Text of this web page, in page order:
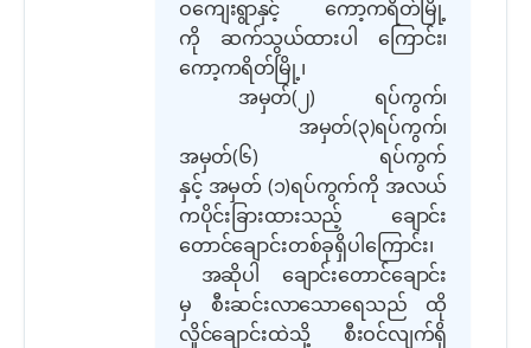
ဝကျေးရွာနှင့် ကော့ကရိတ်မြို့
ကို ဆက်သွယ်ထားပါကြောင်း၊
ကော့ကရိတ်မြို့၊
အမှတ်( ၂)
ရပ်ကွက်၊
အမှတ်(၃)ရပ်ကွက်၊
အမှတ်(၆) ရပ်ကွက်
နှင့် အမှတ် (၁)ရပ်ကွက်ကို အလယ်
ကပိုင်းခြားထားသည့် ချောင်း
တောင်ချောင်းတစ်ခုရှိပါကြောင်း၊
အဆိုပါ ချောင်းတောင်ချောင်း
မှ စီးဆင်းလာသောရေသည် ထို
လှိုင်ချောင်းထဲသို့ စီးဝင်လျက်ရှိ